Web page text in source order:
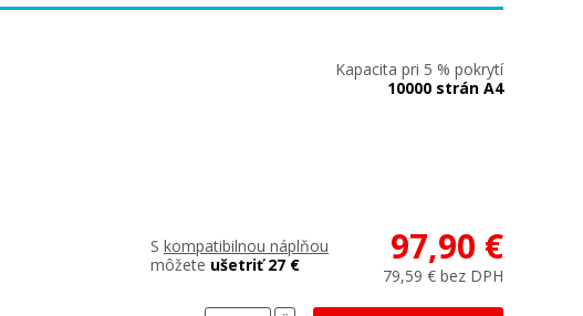
Kapacita pri 5 % pokrytí
10000 strán A4
S kompatibilnou náplňou
môžete ušetriť 27 € 97,90 €
79,59 € bez DPH